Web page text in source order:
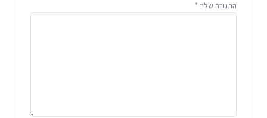
התגובה שלך *